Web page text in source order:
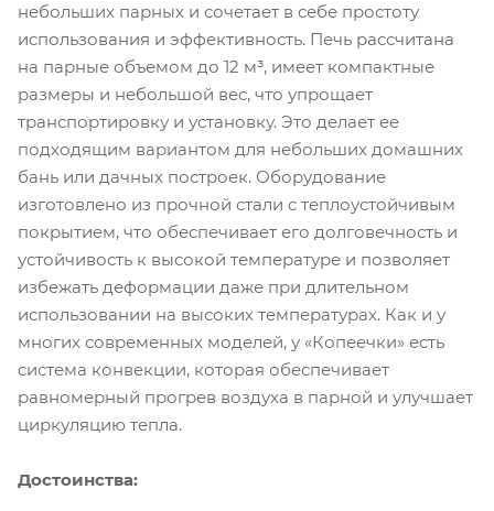
небольших парных и сочетает в себе простоту
использования и эффективность. Печь рассчитана
на парные объемом до 12 м³, имеет компактные
размеры и небольшой вес, что упрощает
транспортировку и установку. Это делает ее
подходящим вариантом для небольших домашних
бань или дачных построек. Оборудование
изготовлено из прочной стали с теплоустойчивым
покрытием, что обеспечивает его долговечность и
устойчивость к высокой температуре и позволяет
избежать деформации даже при длительном
использовании на высоких температурах. Как и у
многих современных моделей, у «Копеечки» есть
система конвекции, которая обеспечивает
равномерный прогрев воздуха в парной и улучшает
циркуляцию тепла.
Достоинства: